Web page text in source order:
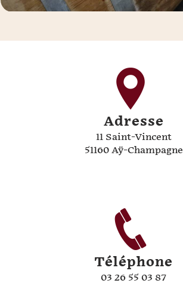
Adresse
11 Saint-Vincent
51160 Aÿ-Champagne
Téléphone
03 26 55 03 87